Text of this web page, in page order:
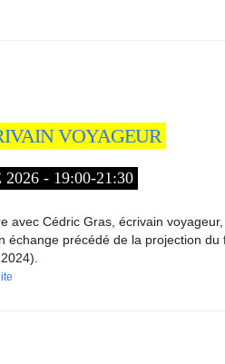
VOYAGEUR
- 19:00-21:30
avec Cédric Gras, écrivain
échange précédé de la projection du